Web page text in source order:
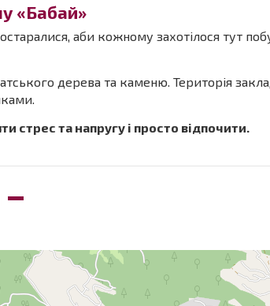
«Бабай»
аби кожному захотілося тут
дерева та каменю. Територія
та напругу і просто відпочити.